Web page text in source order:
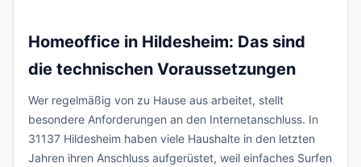
Homeoffice in Hildesheim: Das sind
die technischen Voraussetzungen
Wer regelmäßig von zu Hause aus arbeitet, stellt
besondere Anforderungen an den Internetanschluss. In
31137 Hildesheim haben viele Haushalte in den letzten
Jahren ihren Anschluss aufgerüstet, weil einfaches Surfen